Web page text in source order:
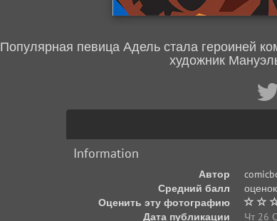
Популярная певица Адель стала героиней
художник
Information
Автор
Средний балл
Оценить эту фотографию
Дата публикации
Чт 26